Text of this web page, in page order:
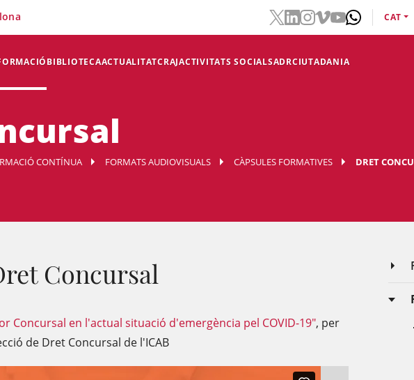
BIBLIOTECAACTUALITATCRAJACTIVITATS SOCIALSADRCIUTADANIA
CAT
CONTÍNUA FORMATS AUDIOVISUALS CÀPSULES FORMATIVES DRET
Concursal
Concursal en l'actual situació d'emergència pel COVID-19", per
de Dret Concursal de l'ICAB